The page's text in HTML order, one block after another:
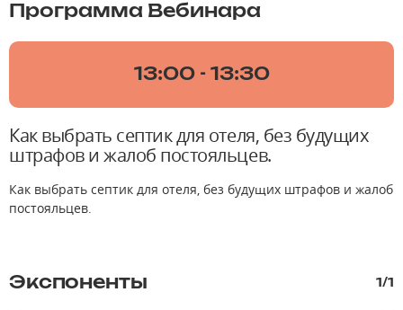
Программа Вебинара
13:00 - 13:30
Как выбрать септик для отеля, без будущих
штрафов и жалоб постояльцев.
Как выбрать септик для отеля, без будущих штрафов и жалоб
постояльцев.
Экспоненты 1 /1